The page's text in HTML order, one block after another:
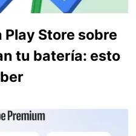
Store sobre
tu batería: esto